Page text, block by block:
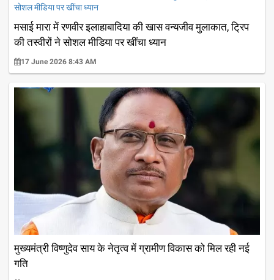
मसाई मारा में रणवीर इलाहाबादिया की खास वन्यजीव मुलाकात, ट्रिप
की तस्वीरों ने सोशल मीडिया पर खींचा ध्यान
17 June 2026 8:43 AM
मुख्यमंत्री विष्णुदेव साय के नेतृत्व में ग्रामीण विकास को मिल रही नई
गति